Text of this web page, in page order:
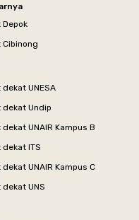
Depok
Cibinong
dekat UNESA
dekat Undip
dekat UNAIR Kampus B
dekat ITS
dekat UNAIR Kampus C
dekat UNS